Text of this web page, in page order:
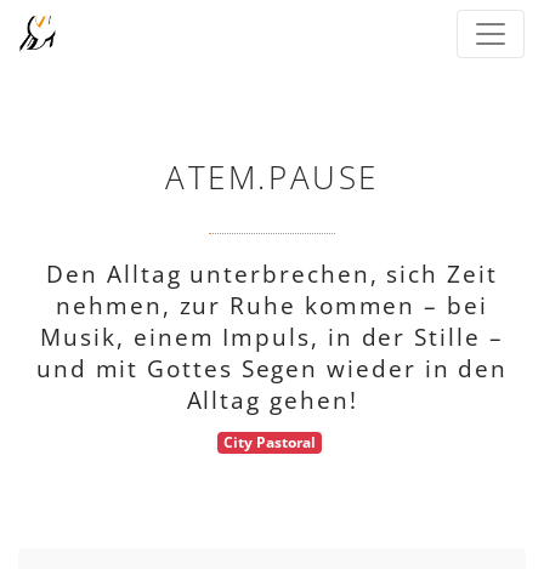
ATEM.PAUSE
Den Alltag unterbrechen, sich Zeit
nehmen, zur Ruhe kommen – bei
Musik, einem Impuls, in der Stille –
und mit Gottes Segen wieder in den
Alltag gehen!
City Pastoral